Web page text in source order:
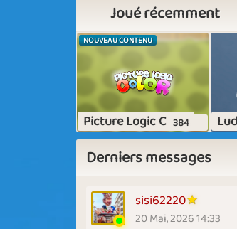
Joué récemment
NOUVEAU CONTENU
Picture Logic Color
384
Derniers messages
sisi62220
20 Mai, 2026 14:33